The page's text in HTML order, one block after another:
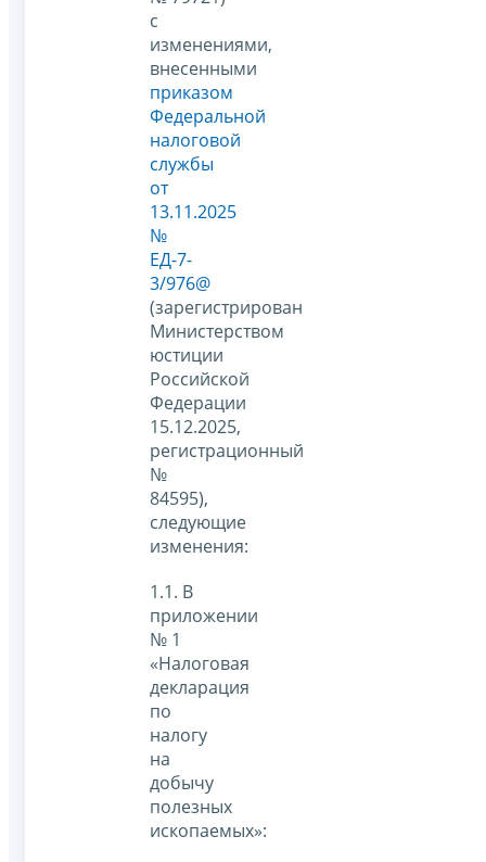
с
изменениями,
внесенными
приказом
Федеральной
налоговой
службы
от
13.11.2025
№
ЕД-7-
3/976@
(зарегистрирован
Министерством
юстиции
Российской
Федерации
15.12.2025,
регистрационный
№
84595),
следующие
изменения:
1.1. В
приложении
№ 1
«Налоговая
декларация
по
налогу
на
добычу
полезных
ископаемых»: